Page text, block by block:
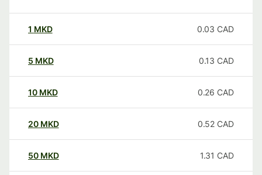
1 MKD 0.03 CAD
5 MKD 0.13 CAD
10 MKD 0.26 CAD
20 MKD 0.52 CAD
50 MKD 1.31 CAD